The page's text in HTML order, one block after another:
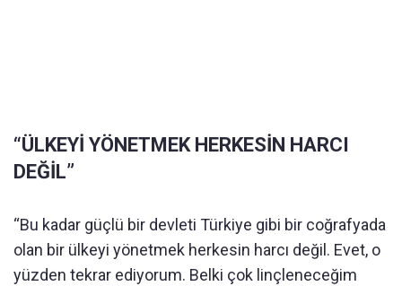
“ÜLKEYİ YÖNETMEK HERKESİN HARCI
DEĞİL”
“Bu kadar güçlü bir devleti Türkiye gibi bir coğrafyada
olan bir ülkeyi yönetmek herkesin harcı değil. Evet, o
yüzden tekrar ediyorum. Belki çok linçleneceğim